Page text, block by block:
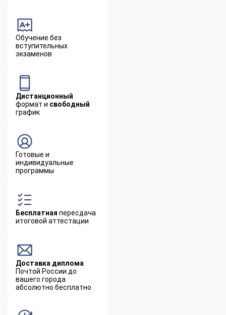
Обучение без
вступительных
экзаменов
Дистанционный
формат и свободный
график
Готовые и
индивидуальные
программы
Бесплатная пересдача
итоговой аттестации
Доставка диплома
Почтой России до
вашего города
абсолютно бесплатно